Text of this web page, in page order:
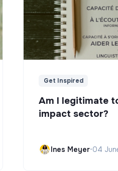
Get Inspired
Am I legitimate
impact sector?
Ines Meyer•04